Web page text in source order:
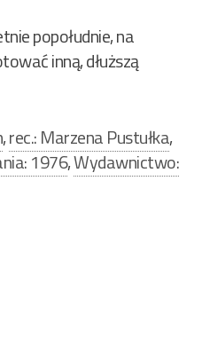
popołudnie, na
inną, dłuższą
,rec.: Marzena Pustułka,
1976,Wydawnictwo: